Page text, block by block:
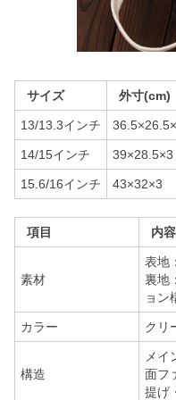
サイズ 外寸(cm)
13/13.3インチ
14/15インチ 39×28.5×3
15.6/16インチ 43×32×3
項目 内容
素材
表地
裏地
ョン
カラー クリ
構造
メイ
面フ
提げ